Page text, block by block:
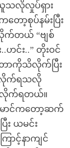
သလိုလှုပ်ရှား
ာ့စုပ်နမ်းပြီး
က်တယ် “ဗျစ်
ဟင်း..” တိုးဝင်
တာကိုသိလိုက်ပြီး
း လိုက်ရသလို
လိုက်ရတယ်။
ောင်ကတော့ဆက်
း ယမင်း
ာင့်နာကျင်